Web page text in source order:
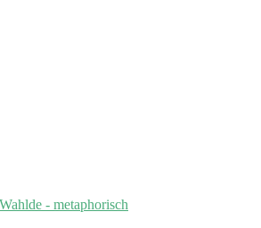
- metaphorisch